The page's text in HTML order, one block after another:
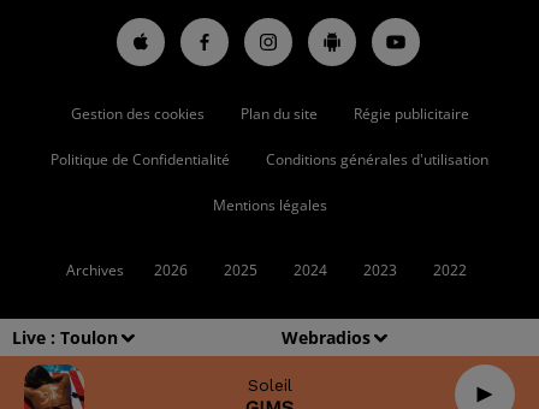
Live : Toulon Webradios
Soleil
Gestion des cookies Plan du site Régie publicitaire
Politique de Confidentialité Conditions générales d'utilisation
Mentions légales
Archives 2026 2025 2024 2023 2022